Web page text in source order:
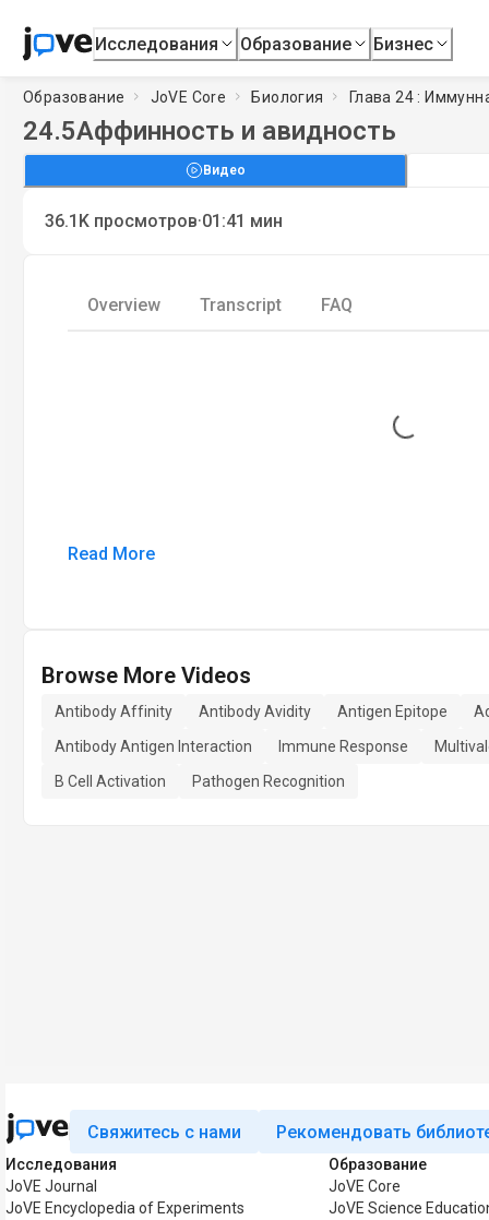
Исследования Образование Бизнес
Образование JoVE Core Биология Глава 24 :
24.5Аффинность и авидность
Видео
36.1K просмотров·01:41 мин
Overview Transcript FAQ
Loading...
Read More
Browse More Videos
Antibody Affinity Antibody Avidity Antigen Epitope
Antibody Antigen Interaction
Immune Response
B Cell Activation
Pathogen Recognition
Свяжитесь с нами Рекомендовать
Исследования
JoVE Journal
JoVE Encyclopedia of Experiments
Образование
JoVE Core
JoVE Science